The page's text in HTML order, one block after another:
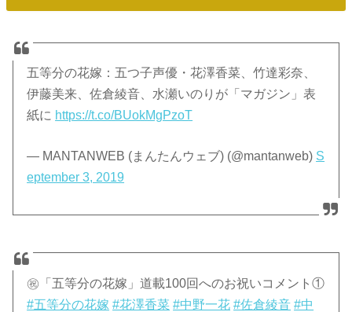
五等分の花嫁：五つ子声優・花澤香菜、竹達彩奈、
伊藤美来、佐倉綾音、水瀬いのりが「マガジン」表
紙に https://t.co/BUokMgPzoT
— MANTANWEB (まんたんウェブ) (@mantanweb) S
eptember 3, 2019
㊗「五等分の花嫁」道載100回へのお祝いコメント①
#五等分の花嫁 #花澤香菜 #中野一花 #佐倉綾音 #中